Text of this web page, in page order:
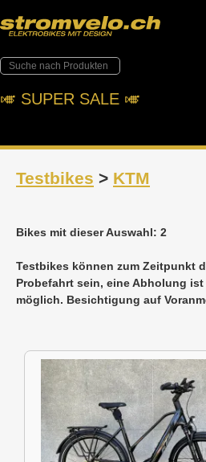
🎺︎ SUPER SALE 🎺︎
Testbikes > KTM
Bikes mit dieser Auswahl: 2
Testbikes können zum Zeitpunkt
Probefahrt sein, eine Abholung
möglich. Besichtigung auf